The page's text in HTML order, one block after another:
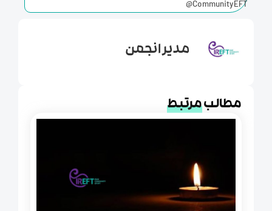
مدیر انجمن
مطالبمرتبط